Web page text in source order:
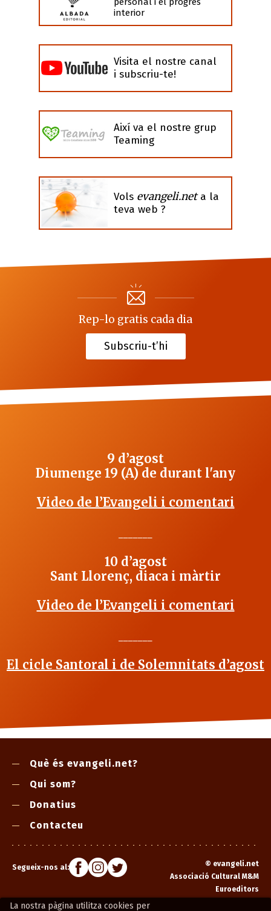
La nostra pàgina utilitza cookies per
interior
Visita el nostre canal
i subscriu-te!
Així va el nostre grup
Teaming
Vols evangeli.neta la
teva web ?
Rep-lo gratis cada dia
Subscriu-t’hi
9 d’agost
Diumenge 19 (A) de durant l'any
Video de l’Evangeli i comentari
10 d’agost
Sant Llorenç, diaca i màrtir
Video de l’Evangeli i comentari
El cicle Santoral i de Solemnitats d’agost
Què és evangeli.net?
Qui som?
Donatius
Contacteu
Segueix-nos al: © evangeli.net
Associació Cultural M&M
Euroeditors